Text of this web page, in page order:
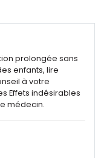
prolongée sans
enfants, lire
à votre
Effets indésirables
médecin.